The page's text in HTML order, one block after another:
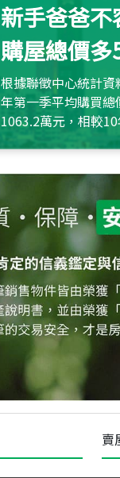
新手爸爸
購屋總價
根據聯徵中心統計
年第一季平均購買
1063.2萬元，相較
約550萬元，且貸款
賣